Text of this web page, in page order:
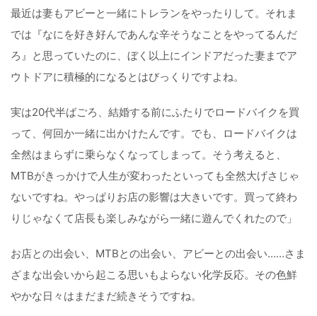
最近は妻もアビーと一緒にトレランをやったりして。それま
では『なにを好き好んであんな辛そうなことをやってるんだ
ろ』と思っていたのに、ぼく以上にインドアだった妻までア
ウトドアに積極的になるとはびっくりですよね。
実は20代半ばごろ、結婚する前にふたりでロードバイクを買
って、何回か一緒に出かけたんです。でも、ロードバイクは
全然はまらずに乗らなくなってしまって。そう考えると、
MTBがきっかけで人生が変わったといっても全然大げさじゃ
ないですね。やっぱりお店の影響は大きいです。買って終わ
りじゃなくて店長も楽しみながら一緒に遊んでくれたので」
お店との出会い、MTBとの出会い、アビーとの出会い……さま
ざまな出会いから起こる思いもよらない化学反応。その色鮮
やかな日々はまだまだ続きそうですね。